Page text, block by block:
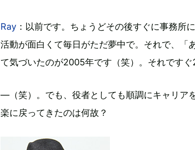
Ray ：以前です。ちょうどその後すぐに事務所
活動が面白くて毎日がただ夢中で。それで、「
て気づいたのが2005年です（笑）。それですぐ
―（笑）。でも、役者としても順調にキャリア
楽に戻ってきたのは何故？